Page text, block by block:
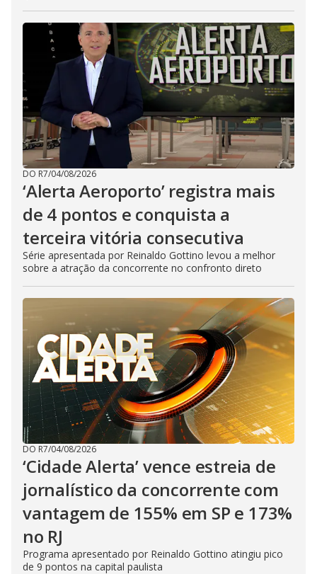
DO R7/04/08/2026
‘Alerta Aeroporto’ registra mais
de 4 pontos e conquista a
terceira vitória consecutiva
Série apresentada por Reinaldo Gottino levou a melhor
sobre a atração da concorrente no confronto direto
DO R7/04/08/2026
‘Cidade Alerta’ vence estreia de
jornalístico da concorrente com
vantagem de 155% em SP e 173%
no RJ
Programa apresentado por Reinaldo Gottino atingiu pico
de 9 pontos na capital paulista